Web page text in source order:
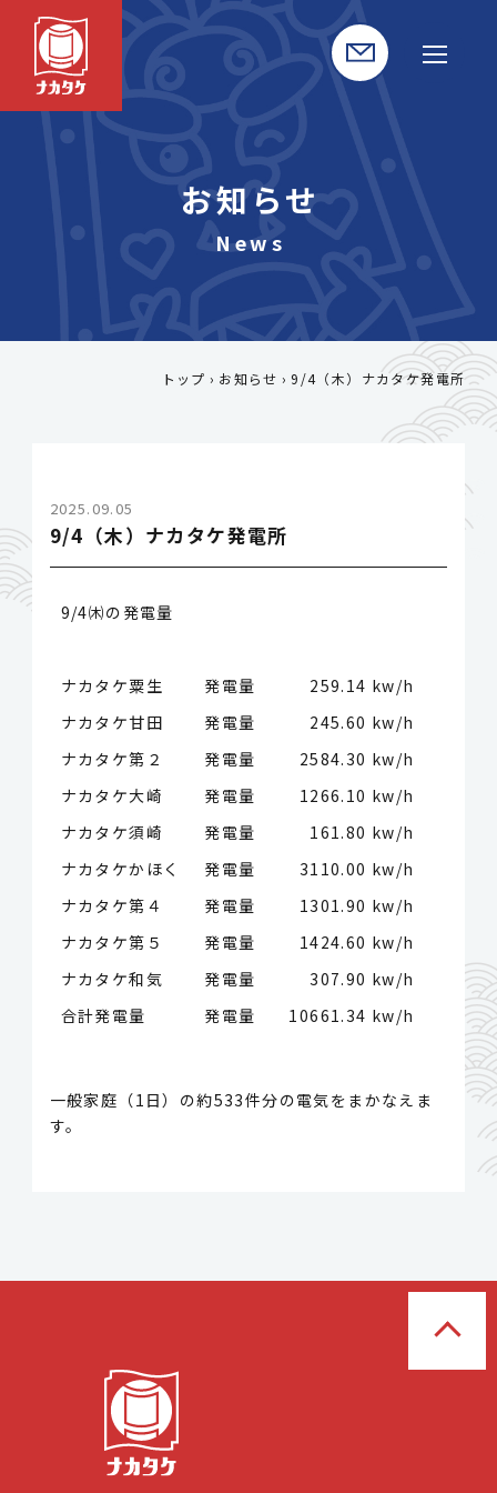
お知らせ
トップ お知らせ 9/4（木）ナカタケ発電所
2025.09.05
9/4（木）ナカタケ発電所
9/4㈭の発電量
ナカタケ粟生 発電量
259.14 kw/h
ナカタケ甘田 発電量
245.60 kw/h
ナカタケ第２ 発電量
2584.30 kw/h
ナカタケ大崎 発電量
1266.10 kw/h
ナカタケ須崎 発電量
161.80 kw/h
ナカタケかほく 発電量
3110.00 kw/h
ナカタケ第４ 発電量
1301.90 kw/h
ナカタケ第５ 発電量
1424.60 kw/h
ナカタケ和気 発電量
307.90 kw/h
合計発電量 発電量
10661.34 kw/h
一般家庭（1日）の約533件分の電気をまかなえま
す。